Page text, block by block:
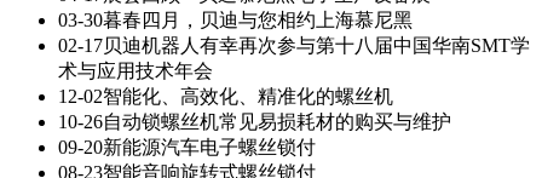
03-30暮春四月，贝迪与您相约上海慕尼黑
02-17贝迪机器人有幸再次参与第十八届中国华南SMT学
术与应用技术年会
12-02智能化、高效化、精准化的螺丝机
10-26自动锁螺丝机常见易损耗材的购买与维护
09-20新能源汽车电子螺丝锁付
08-23智能音响旋转式螺丝锁付